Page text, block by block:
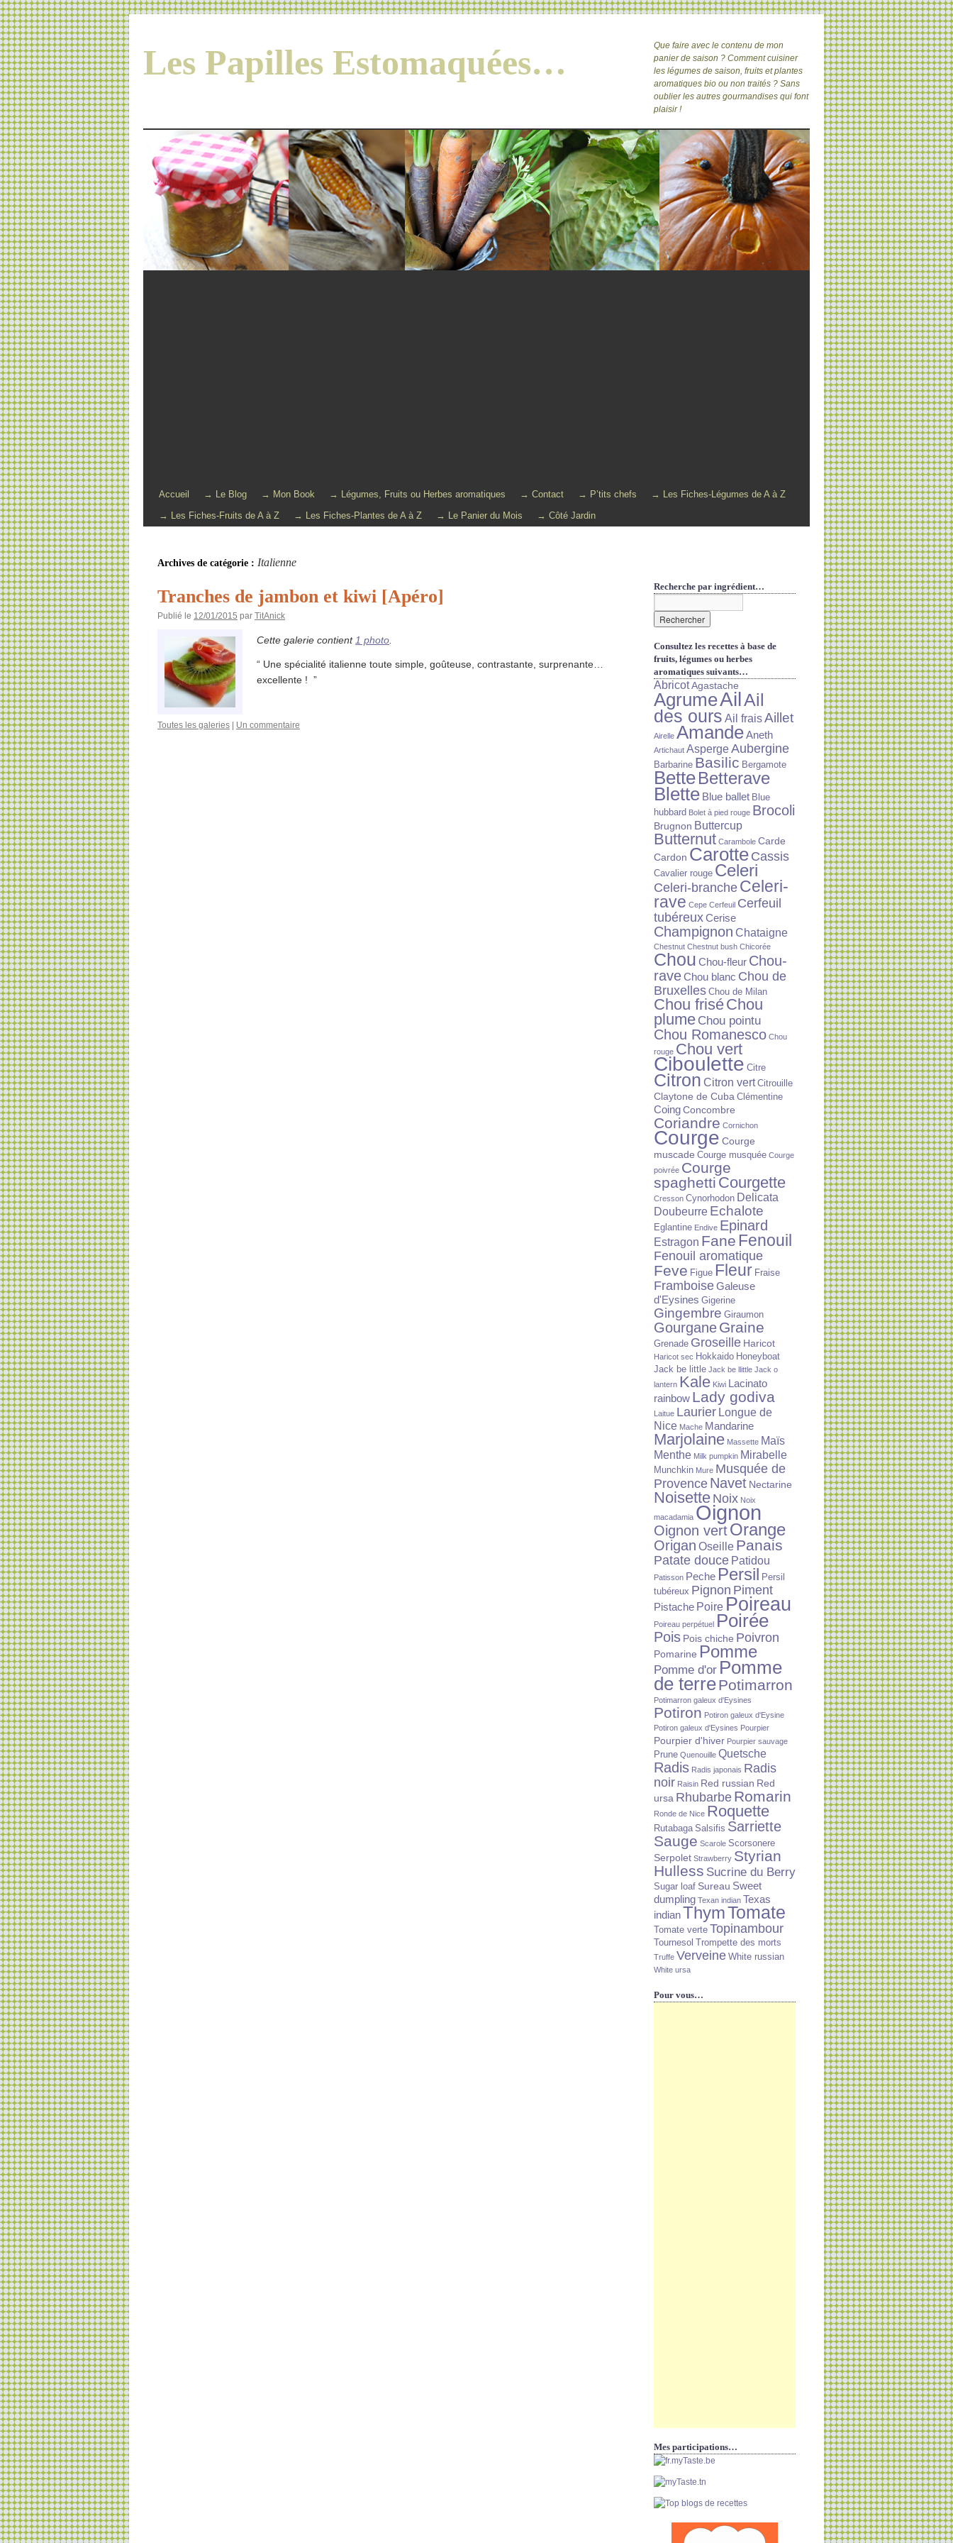
Les Papilles Estomaquées…
Que faire avec le contenu de mon
panier de saison ? Comment cuisiner
les légumes de saison, fruits et plantes
aromatiques bio ou non traités ? Sans
oublier les autres gourmandises qui font
plaisir !
Accueil → Le Blog → Mon Book → Légumes, Fruits ou Herbes aromatiques → Contact → P’tits chefs
→ Les Fiches-Légumes de A à Z
→ Les Fiches-Fruits de A à Z
→ Les Fiches-Plantes de A à Z → Le Panier du Mois → Côté Jardin
Archives de catégorie : Italienne
Tranches de jambon et kiwi [Apéro]
Publié le 12/01/2015 par TitAnick
Cette galerie contient 1 photo
“ Une spécialité italienne toute simple, goûteuse, contrastante, surprenante…
excellente ! ”
Toutes les galeries Un commentaire
Recherche par ingrédient…
Consultez les recettes à base de
fruits, légumes ou herbes
aromatiques suivants…
AbricotAgastache
AgrumeAilAil
des ours Ail fraisAillet
Airelle AmandeAneth
Artichaut AspergeAubergine
Barbarine Basilic Bergamote
BetteBetterave
Blette Blue ballet Blue
hubbard Bolet à pied rouge Brocoli
Brugnon Buttercup
Butternut Carambole Carde
Cardon Carotte Cassis
Cavalier rouge Celeri
Celeri-branche Celeri-
rave Cepe Cerfeuil Cerfeuil
tubéreuxCerise
Champignon Chataigne
Chestnut Chestnut bush Chicorée
Chou Chou-fleur Chou-
raveChou blanc Chou de
Bruxelles Chou de Milan
Chou friséChou
plume Chou pointu
Chou Romanesco Chou
rouge Chou vert
Ciboulette Citre
Citron Citron vert Citrouille
Claytone de Cuba Clémentine
CoingConcombre
Coriandre Cornichon
Courge Courge
muscade Courge musquée Courge
poivrée Courge
spaghetti Courgette
Cresson Cynorhodon Delicata
Doubeurre Echalote
Eglantine Endive Epinard
Estragon Fane Fenouil
Fenouil aromatique
Feve Figue Fleur Fraise
FramboiseGaleuse
d'Eysines Gigerine
Gingembre Giraumon
GourganeGraine
Grenade Groseille Haricot
Haricot sec Hokkaido Honeyboat
Jack be little Jack be llittle Jack o
lantern Kale Kiwi
Lacinato
rainbow Lady godiva
Laitue Laurier Longue de
Nice Mache Mandarine
Marjolaine Massette Maïs
Menthe Milk pumpkin Mirabelle
Munchkin Mure Musquée de
Provence Navet Nectarine
Noisette Noix Noix
macadamia Oignon
Oignon vertOrange
Origan Oseille Panais
Patate douce Patidou
Patisson Peche Persil Persil
tubéreux Pignon Piment
Pistache Poire Poireau
Poireau perpétuel Poirée
Pois Pois chiche Poivron
Pomarine Pomme
Pomme d'or Pomme
de terrePotimarron
Potimarron galeux d'Eysines
Potiron Potiron galeux d'Eysine
Potiron galeux d'Eysines Pourpier
Pourpier d'hiver Pourpier sauvage
Prune Quenouille Quetsche
Radis Radis japonais Radis
noir Raisin Red russian Red
ursa Rhubarbe Romarin
Ronde de Nice Roquette
Rutabaga Salsifis Sarriette
Sauge Scarole Scorsonere
Serpolet Strawberry Styrian
Hulless Sucrine du Berry
Sugar loaf Sureau Sweet
dumpling Texan indian Texas
indianThymTomate
Tomate verte Topinambour
Tournesol Trompette des morts
Truffe Verveine White russian
White ursa
Pour vous…
Mes participations…